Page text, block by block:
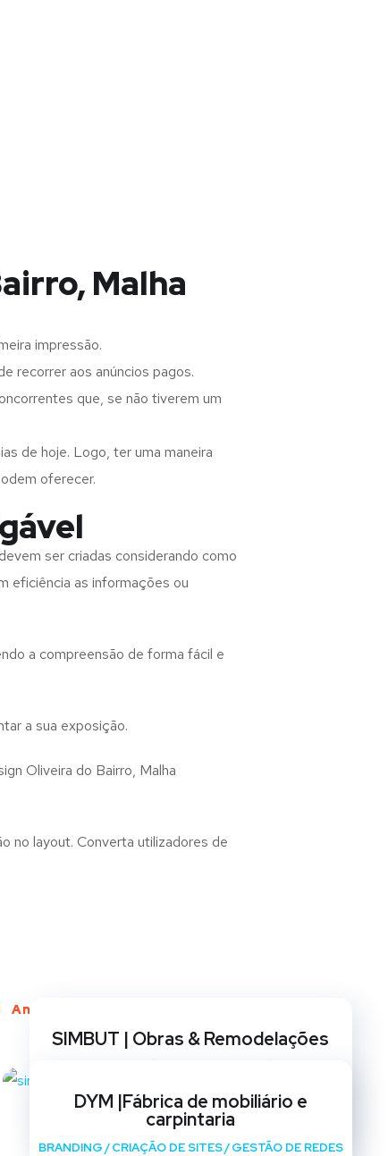
Malha
impressão.
recorrer aos anúncios pagos.
que, se não tiverem um
de hoje. Logo, ter uma maneira
oferecer.
devem ser criadas considerando como
eficiência as informações ou
a compreensão de forma fácil e
a sua exposição.
Oliveira do Bairro, Malha
no layout. Converta utilizadores de
Anos de Serviço
SIMBUT | Obras & Remodelações
REDESIGN DE SITES
DYM |Fábrica de mobiliário e
carpintaria
BRANDING/CRIAÇÃO DE SITES/GESTÃO DE REDES